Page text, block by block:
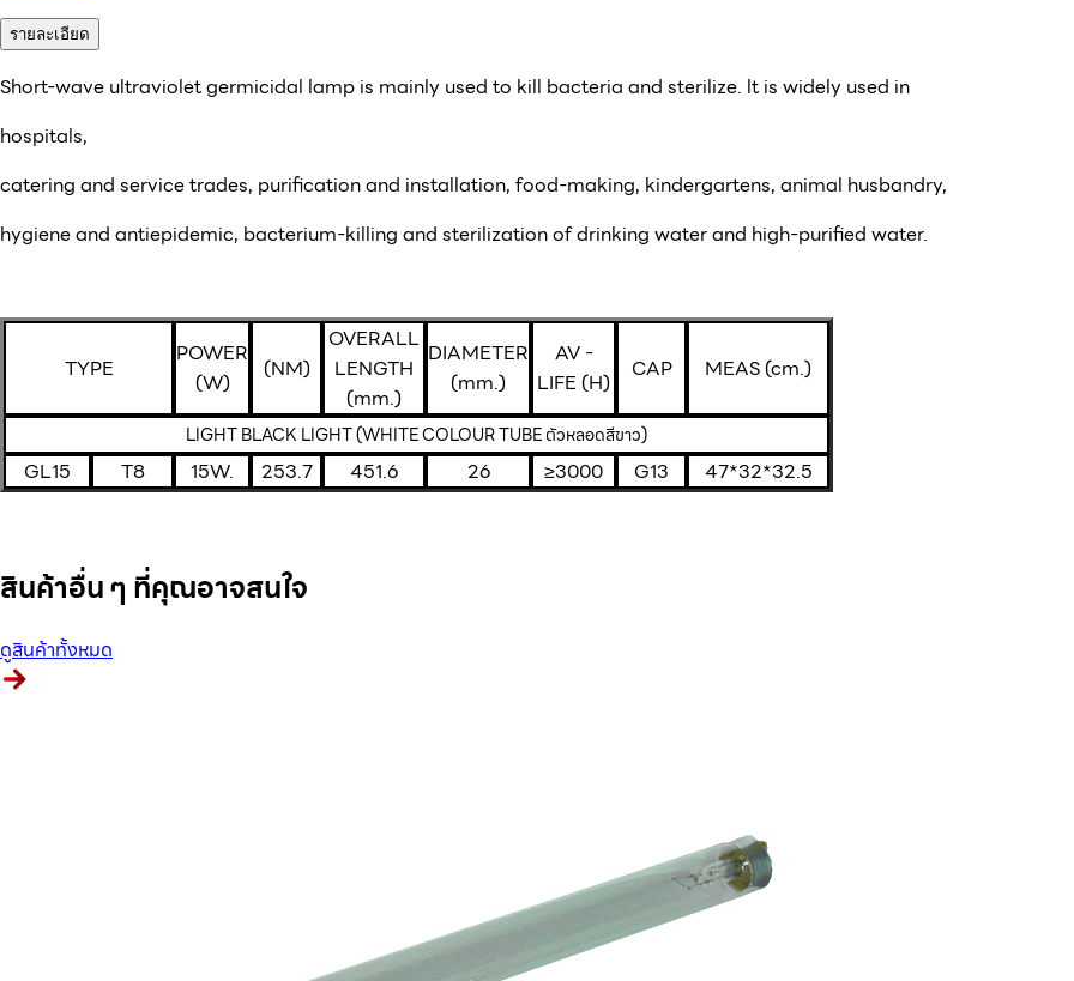
รายละเอียด
Short-wave ultraviolet germicidal lamp is mainly used to kill bacteria and sterilize. lt is widely used in
hospitals,
catering and service trades, purification and installation, food-making, kindergartens, animal husbandry,
hygiene and antiepidemic, bacterium-killing and sterilization of drinking water and high-purified water.
TYPE
POWER
(W)
(NM)
OVERALL
LENGTH
(mm.)
DIAMETER
(mm.)
AV -
LIFE (H)
CAP MEAS (cm.)
LIGHT BLACK LIGHT (WHITE COLOUR TUBE ตัวหลอดสีขาว)
GL15 T8 15W. 253.7 451.6 26 ≥3000 G13 47*32*32.5
สินค้าอื่น ๆ ที่คุณอาจสนใจ
ดูสินค้าทั้งหมด